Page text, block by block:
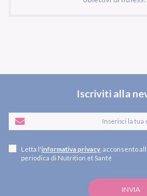
Iscriviti alla
Letta l'informativa privacy , acconsento
periodica di Nutrition et Santé